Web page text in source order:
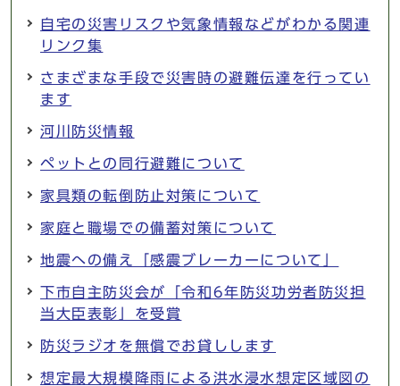
自宅の災害リスクや気象情報などがわかる関連
リンク集
さまざまな手段で災害時の避難伝達を行ってい
ます
河川防災情報
ペットとの同行避難について
家具類の転倒防止対策について
家庭と職場での備蓄対策について
地震への備え「感震ブレーカーについて」
下市自主防災会が「令和6年防災功労者防災担
当大臣表彰」を受賞
防災ラジオを無償でお貸しします
想定最大規模降雨による洪水浸水想定区域図の